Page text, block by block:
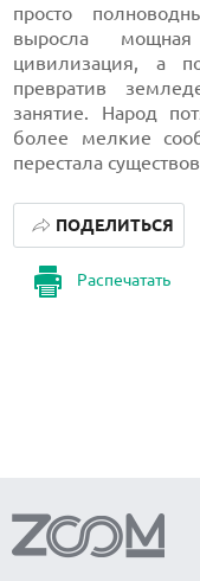
просто
выросла
цивилизация, а
превратив
занятие. Народ
более мелкие
перестала
Распечатать
ПОДЕЛИТЬСЯ